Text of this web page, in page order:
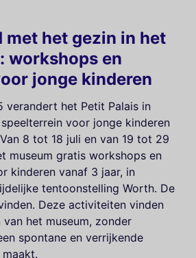
met het gezin in het
workshops en
jonge kinderen
verandert het Petit Palais in
voor jonge kinderen
8 tot 18 juli en van 19 tot 29
museum gratis workshops en
kinderen vanaf 3 jaar, in
tentoonstelling Worth. De
Deze activiteiten vinden
het museum, zonder
spontane en verrijkende